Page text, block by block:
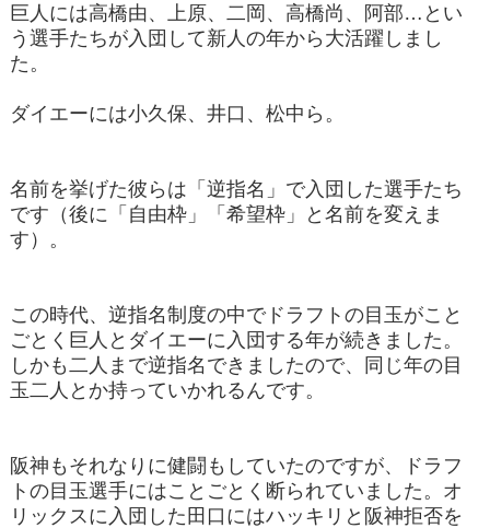
巨人には高橋由、上原、二岡、高橋尚、阿部…とい
う選手たちが入団して新人の年から大活躍しまし
た。
ダイエーには小久保、井口、松中ら。
名前を挙げた彼らは「逆指名」で入団した選手たち
です（後に「自由枠」「希望枠」と名前を変えま
す）。
この時代、逆指名制度の中でドラフトの目玉がこと
ごとく巨人とダイエーに入団する年が続きました。
しかも二人まで逆指名できましたので、同じ年の目
玉二人とか持っていかれるんです。
阪神もそれなりに健闘もしていたのですが、ドラフ
トの目玉選手にはことごとく断られていました。オ
リックスに入団した田口にはハッキリと阪神拒否を